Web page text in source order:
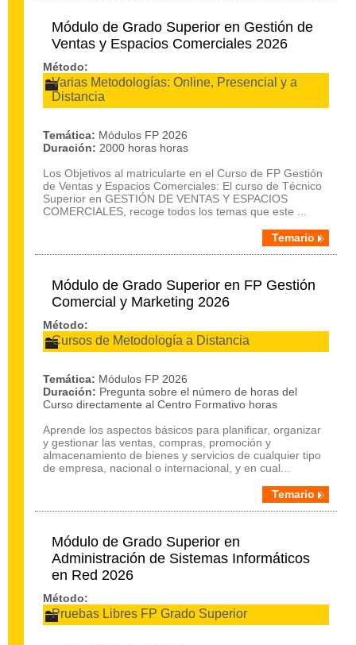
Módulo de Grado Superior en Gestión de
Ventas y Espacios Comerciales 2026
Método:
Varias Metodologías: Online, Presencial y a
Distancia
Temática: Módulos FP 2026
Duración: 2000 horas horas
Los Objetivos al matricularte en el Curso de FP Gestión
de Ventas y Espacios Comerciales: El curso de Técnico
Superior en GESTIÓN DE VENTAS Y ESPACIOS
COMERCIALES, recoge todos los temas que este ...
Temario
Módulo de Grado Superior en FP Gestión
Comercial y Marketing 2026
Método:
Cursos de Metodología a Distancia
Temática: Módulos FP 2026
Duración: Pregunta sobre el número de horas del
Curso directamente al Centro Formativo horas
Aprende los aspectos básicos para planificar, organizar
y gestionar las ventas, compras, promoción y
almacenamiento de bienes y servicios de cualquier tipo
de empresa, nacional o internacional, y en cual...
Temario
Módulo de Grado Superior en
Administración de Sistemas Informáticos
en Red 2026
Método:
Pruebas Libres FP Grado Superior